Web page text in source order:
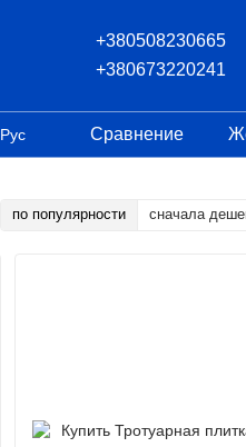
+380508230665
+380673220241
Рус Сравнение
по популярности сначала